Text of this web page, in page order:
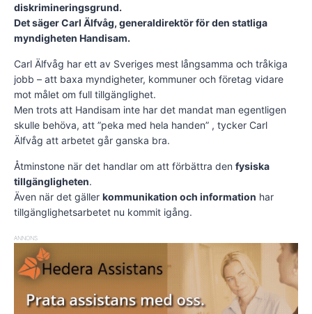
diskrimineringsgrund.
Det säger Carl Älfvåg, generaldirektör för den statliga
myndigheten Handisam.
Carl Älfvåg har ett av Sveriges mest långsamma och tråkiga
jobb – att baxa myndigheter, kommuner och företag vidare
mot målet om full tillgänglighet.
Men trots att Handisam inte har det mandat man egentligen
skulle behöva, att ”peka med hela handen” , tycker Carl
Älfvåg att arbetet går ganska bra.
Åtminstone när det handlar om att förbättra den fysiska
tillgängligheten.
Även när det gäller kommunikation och information har
tillgänglighetsarbetet nu kommit igång.
ANNONS